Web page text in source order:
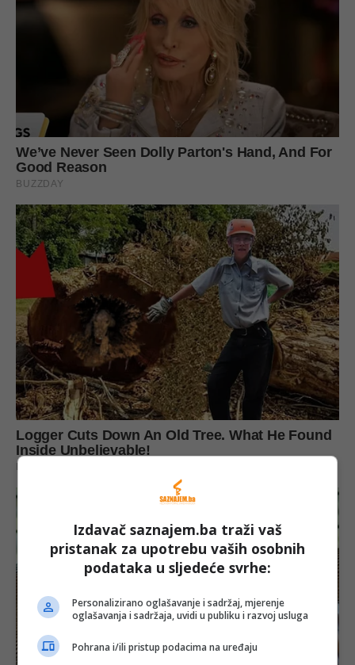
Izdavač saznajem.ba traži vaš
pristanak za upotrebu vaših osobnih
podataka u sljedeće svrhe:
Personalizirano oglašavanje i sadržaj, mjerenje
oglašavanja i sadržaja, uvidi u publiku i razvoj usluga
Pohrana i/ili pristup podacima na uređaju